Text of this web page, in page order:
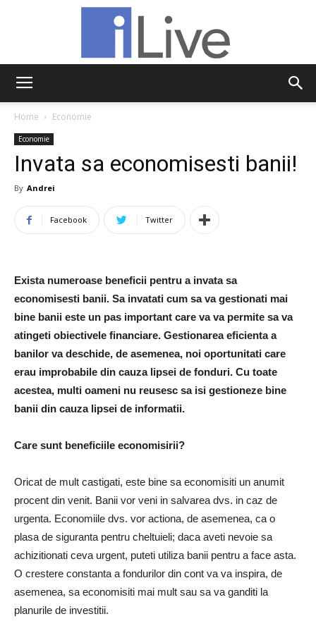
Home Economie
Economie
Invata sa economisesti banii!
By Andrei
Facebook Twitter
Exista numeroase beneficii pentru a invata sa
economisesti banii. Sa invatati cum sa va gestionati mai
bine banii este un pas important care va va permite sa va
atingeti obiectivele financiare. Gestionarea eficienta a
banilor va deschide, de asemenea, noi oportunitati care
erau improbabile din cauza lipsei de fonduri. Cu toate
acestea, multi oameni nu reusesc sa isi gestioneze bine
banii din cauza lipsei de informatii.
Care sunt beneficiile economisirii?
Oricat de mult castigati, este bine sa economisiti un anumit
procent din venit. Banii vor veni in salvarea dvs. in caz de
urgenta. Economiile dvs. vor actiona, de asemenea, ca o
plasa de siguranta pentru cheltuieli; daca aveti nevoie sa
achizitionati ceva urgent, puteti utiliza banii pentru a face asta.
O crestere constanta a fondurilor din cont va va inspira, de
asemenea, sa economisiti mai mult sau sa va ganditi la
planurile de investitii.